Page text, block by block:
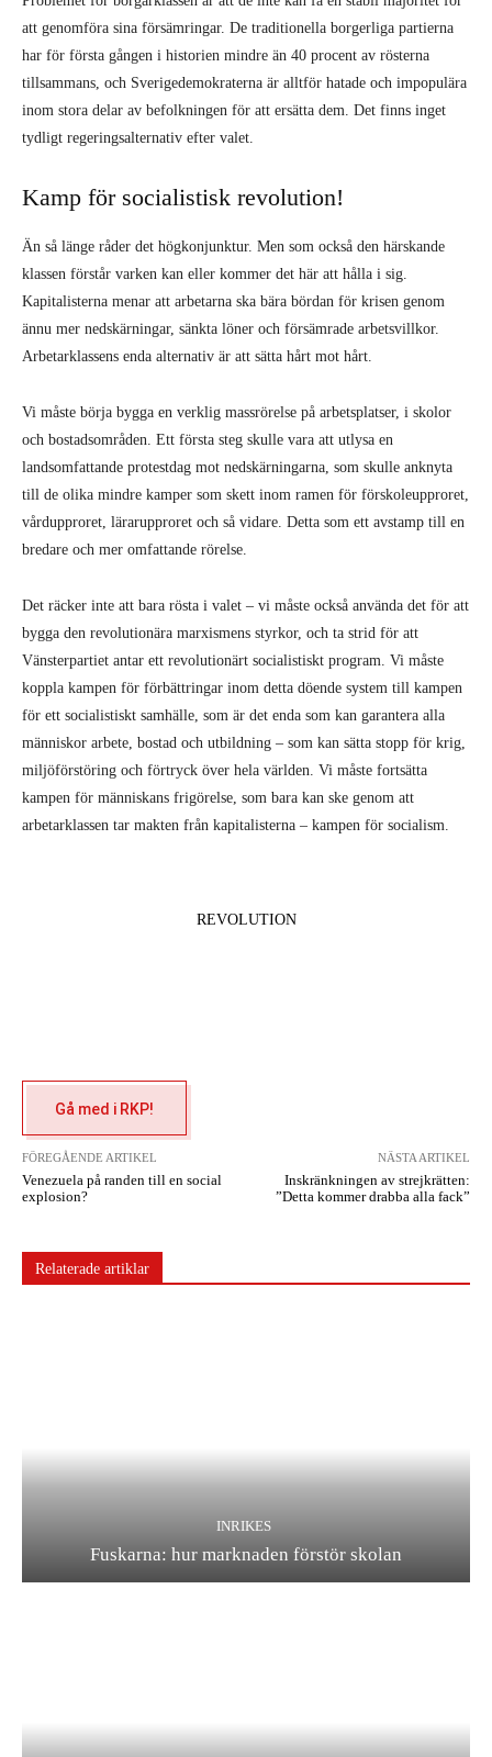
att genomföra sina försämringar. De traditionella borgerliga partierna
har för första gången i historien mindre än 40 procent av rösterna
tillsammans, och Sverigedemokraterna är alltför hatade och impopulära
inom stora delar av befolkningen för att ersätta dem. Det finns inget
tydligt regeringsalternativ efter valet.
Kamp för socialistisk revolution!
Än så länge råder det högkonjunktur. Men som också den härskande
klassen förstår varken kan eller kommer det här att hålla i sig.
Kapitalisterna menar att arbetarna ska bära bördan för krisen genom
ännu mer nedskärningar, sänkta löner och försämrade arbetsvillkor.
Arbetarklassens enda alternativ är att sätta hårt mot hårt.
Vi måste börja bygga en verklig massrörelse på arbetsplatser, i skolor
och bostadsområden. Ett första steg skulle vara att utlysa en
landsomfattande protestdag mot nedskärningarna, som skulle anknyta
till de olika mindre kamper som skett inom ramen för förskoleupproret,
vårdupproret, lärarupproret och så vidare. Detta som ett avstamp till en
bredare och mer omfattande rörelse.
Det räcker inte att bara rösta i valet – vi måste också använda det för att
bygga den revolutionära marxismens styrkor, och ta strid för att
Vänsterpartiet antar ett revolutionärt socialistiskt program. Vi måste
koppla kampen för förbättringar inom detta döende system till kampen
för ett socialistiskt samhälle, som är det enda som kan garantera alla
människor arbete, bostad och utbildning – som kan sätta stopp för krig,
miljöförstöring och förtryck över hela världen. Vi måste fortsätta
kampen för människans frigörelse, som bara kan ske genom att
arbetarklassen tar makten från kapitalisterna – kampen för socialism.
REVOLUTION
Gå med i RKP!
FÖREGÅENDE ARTIKEL
Venezuela på randen till en social
explosion?
NÄSTA ARTIKEL
Inskränkningen av strejkrätten:
”Detta kommer drabba alla fack”
Relaterade artiklar
INRIKES
Fuskarna: hur marknaden förstör skolan